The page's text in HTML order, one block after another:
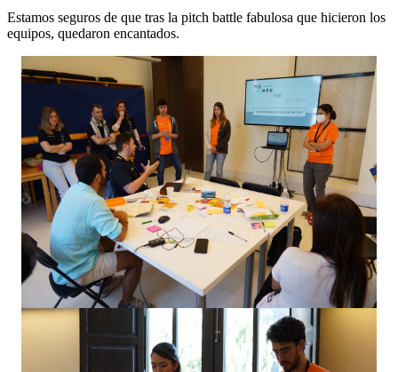
Estamos seguros de que tras la pitch battle fabulosa que hicieron los
equipos, quedaron encantados.